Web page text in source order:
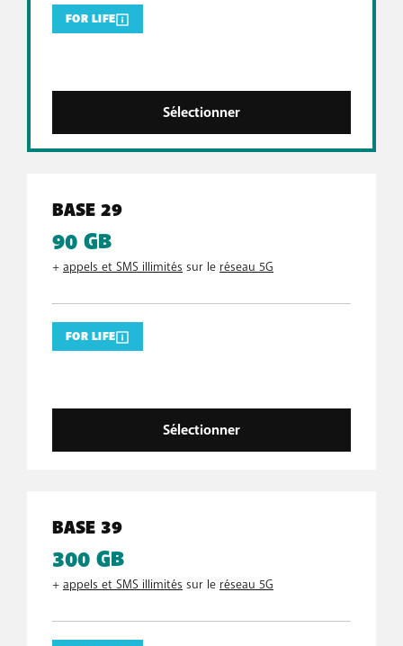
FOR LIFE
Sélectionner
BASE 29
90 GB
+ appels et SMS illimités sur le réseau 5G
FOR LIFE
Sélectionner
BASE 39
300 GB
+ appels et SMS illimités sur le réseau 5G